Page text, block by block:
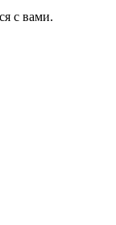
с вами.